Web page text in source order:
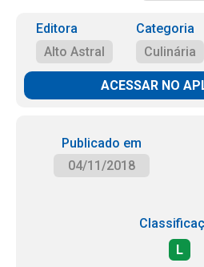
Editora
Alto Astral
Categoria
Culinária
ACESSAR NO
Publicado em
04/11/2018
L